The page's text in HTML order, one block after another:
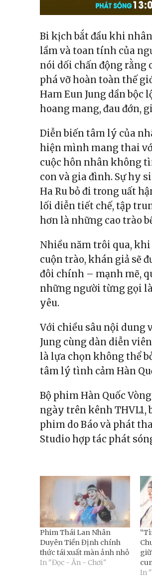
Bi kịch bắt đầu khi
lầm và toan tính của
nói dối chấn động rằng
phá vỡ hoàn toàn thế
Ham Eun Jung dần bộc
hoang mang, đau đớn,
Diễn biến tâm lý của
hiện mình mang thai
cuộc hôn nhân không
con và gia đình. Sự hy
Ha Ru bỏ đi trong uất
lối diễn tiết chế, tập
hơn là những cao trào
Nhiều năm trôi qua,
cuộn trào, khán giả sẽ
đôi chính – mạnh mẽ,
những người từng gọi
yêu.
Với chiều sâu nội dung
Jung cùng dàn diễn
là lựa chọn không thể
tâm lý tình cảm Hàn
Bộ phim Hàn Quốc
ngày trên kênh THVL1,
phim do Báo và phát
Studio hợp tác phát
Phim Thái Lan Nhân
Duyên Tiền Định chính
thức tái xuất màn ảnh nhỏ
In "Đọc - Ăn - Chơi"
In